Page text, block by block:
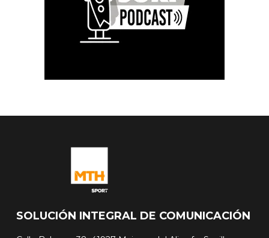
SOLUCIÓN INTEGRAL DE COMUNICACIÓN